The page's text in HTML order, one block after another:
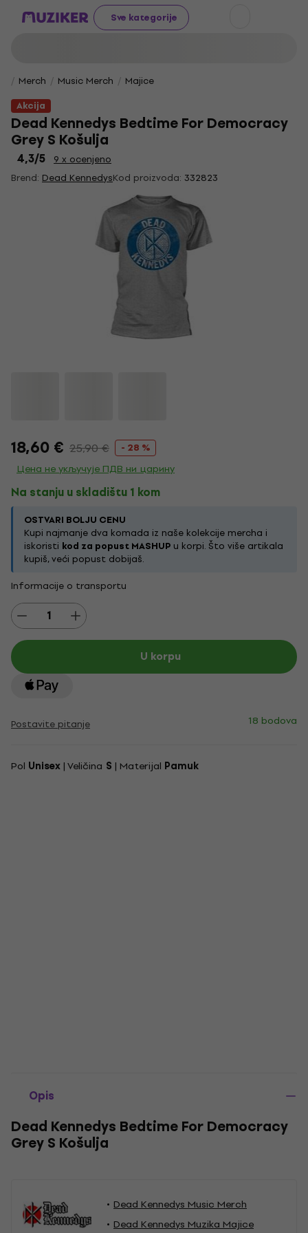
Sve kategorije
Merch Music Merch
Majice
Akcija
Dead Kennedys Bedtime For Democracy
Grey S Košulja
4,3/5
9 x ocenjeno
Brend: Dead KennedysKod proizvoda: 332823
18,60 € 25,90 € - 28 %
Цена не укључује ПДВ ни царину
Na stanju u skladištu 1 kom
OSTVARI BOLJU CENU
Kupi najmanje dva komada iz naše kolekcije mercha i
iskoristi kod za popust MASHUP u korpi. Što više artikala
kupiš, veći popust dobijaš.
Informacije o transportu
U korpu
Postavite pitanje 18 bodova
Pol Unisex | Veličina S | Materijal Pamuk
Opis
Dead Kennedys Bedtime For Democracy
Grey S Košulja
Dead Kennedys Music Merch
Dead Kennedys Muzika Majice